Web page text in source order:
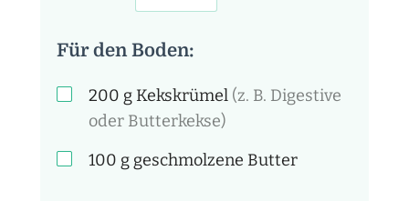
Für den Boden:
200 g Kekskrümel (z. B. Digestive
oder Butterkekse)
100 g geschmolzene Butter